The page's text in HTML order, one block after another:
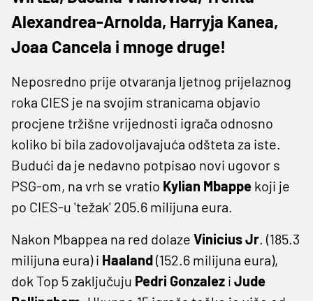
Alexandrea-Arnolda, Harryja Kanea,
Joaa Cancela i mnoge druge!
Neposredno prije otvaranja ljetnog prijelaznog
roka CIES je na svojim stranicama objavio
procjene tržišne vrijednosti igrača odnosno
koliko bi bila zadovoljavajuća odšteta za iste.
Budući da je nedavno potpisao novi ugovor s
PSG-om, na vrh se vratio Kylian Mbappe koji je
po CIES-u 'težak' 205.6 milijuna eura.
Nakon Mbappea na red dolaze Vinicius Jr. (185.3
milijuna eura) i Haaland(152.6 milijuna eura),
dok Top 5 zaključuju Pedri Gonzalez i Jude